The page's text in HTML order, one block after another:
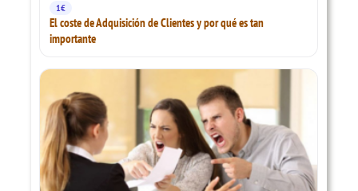
1€
El coste de Adquisición de Clientes y por qué es tan
importante